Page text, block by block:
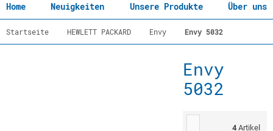
Home Neuigkeiten Unsere Produkte Über uns
Startseite HEWLETT PACKARD Envy Envy 5032
Envy
5032
4 Artikel